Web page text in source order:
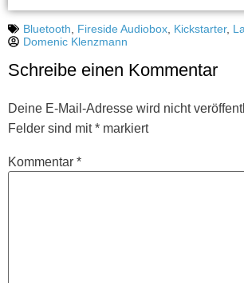
Bluetooth, Fireside Audiobox, Kickstarter,
Domenic Klenzmann
Schreibe einen Kommentar
Deine E-Mail-Adresse wird nicht
Felder sind mit* markiert
Kommentar *